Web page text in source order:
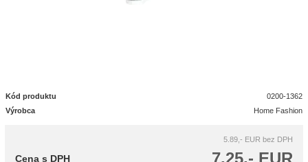
Kód produktu
0200-1362
Výrobca
Home Fashion
5.89,- EUR bez DPH
7.25,- EUR
Cena s DPH